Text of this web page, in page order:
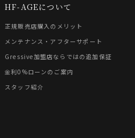
HF-AGEについて
正規販売店購入のメリット
メンテナンス・アフターサポート
Gressive加盟店ならではの追加保証
金利0%ローンのご案内
スタッフ紹介